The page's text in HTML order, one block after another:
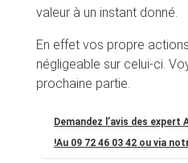
valeur à un instant donné.
En effet vos propre
négligeable sur celui-ci.
prochaine partie.
Demandez l’avis des
!Au 09 72 46 03 42 ou via